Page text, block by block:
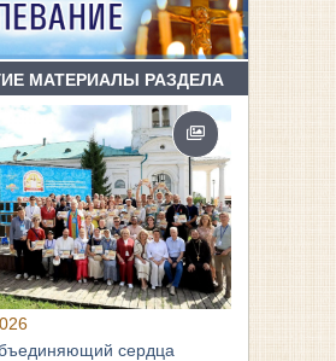
МАТЕРИАЛЫ РАЗДЕЛА
сердца